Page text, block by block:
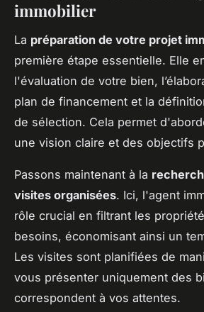
immobilier
La préparation de votre projet
première étape essentielle. Elle
l'évaluation de votre bien,
plan de financement et la
de sélection. Cela permet
une vision claire et des objectifs
Passons maintenant à la
visites organisées. Ici, l'agent
rôle crucial en filtrant les
besoins, économisant ainsi un
Les visites sont planifiées de
vous présenter uniquement des
correspondent à vos attentes.